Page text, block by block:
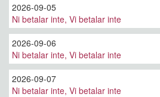
2026-09-05
Ni betalar inte, Vi betalar inte
2026-09-06
Ni betalar inte, Vi betalar inte
2026-09-07
Ni betalar inte, Vi betalar inte